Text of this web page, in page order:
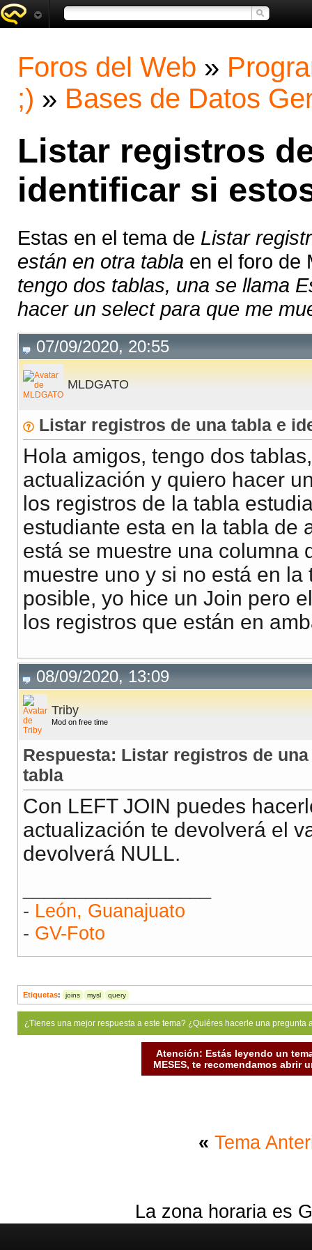
Foros del Web »
;) » Bases de Datos
Listar registros
identificar si
Estas en el tema de Listar
están en otra tabla en el foro de
tengo dos tablas, una se llama
hacer un select para que me
07/09/2020, 20:55
MLDGATO
Listar registros de una tabla e
Hola amigos, tengo dos
actualización y quiero hacer
los registros de la tabla
estudiante esta en la tabla de
está se muestre una columna
muestre uno y si no está en
posible, yo hice un Join pero
los registros que están en
08/09/2020, 13:09
Triby
Mod on free time
Respuesta: Listar registros de
tabla
Con LEFT JOIN puedes
actualización te devolverá el
devolverá NULL.
- León, Guanajuato
- GV-Foto
Etiquetas: joins mysl query
¿Tienes una mejor respuesta a este tema? ¿Quiéres hacerle una
Atención: Estás leyendo un
MESES, te recomendamos abrir
« Tema
La zona horaria es